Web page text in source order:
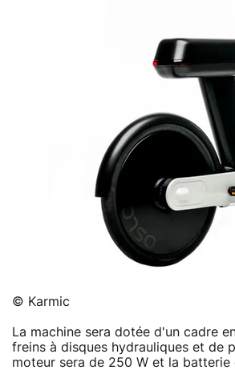
© Karmic
La machine sera dotée d'un cadre
freins à disques hydrauliques et de
moteur sera de 250 W et la batterie